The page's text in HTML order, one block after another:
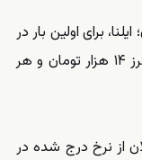
برای اولین بار در
تاریخ اقتصادی ایران نرخ هر دلار امریکا از مرز ۱۴ هزار تومان و هر
از نرخ درج شده در